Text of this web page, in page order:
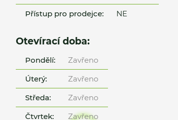
Přístup pro prodejce:
NE
Otevírací doba:
Pondělí:
Zavřeno
Úterý:
Zavřeno
Středa:
Zavřeno
Čtvrtek:
Zavřeno